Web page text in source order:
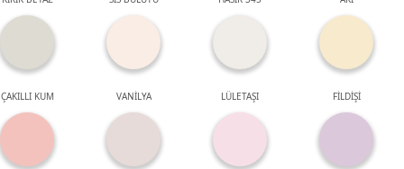
ÇAKILLI KUM VANİLYA LÜLETAŞI FİLDİŞİ